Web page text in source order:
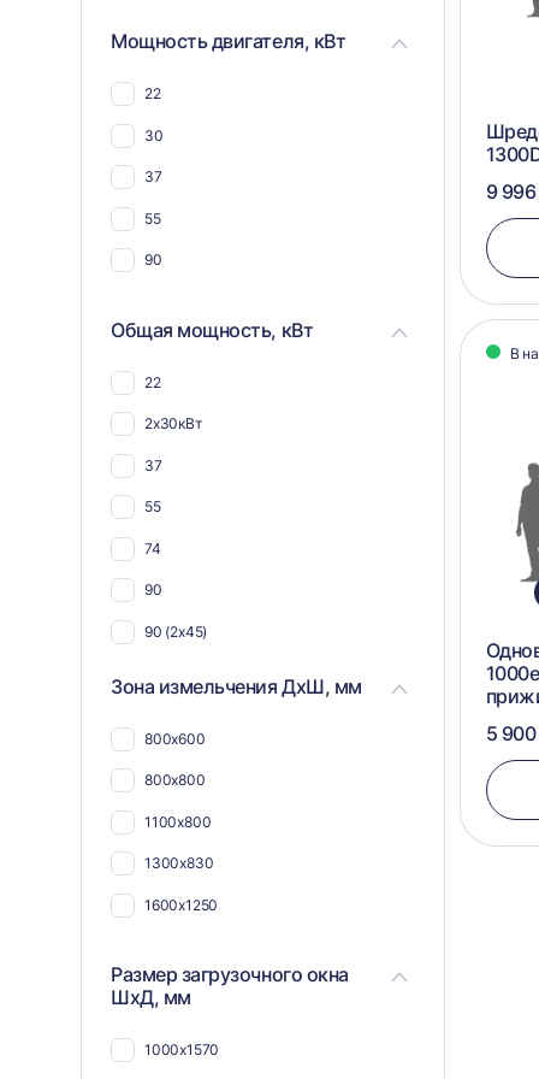
Для костей животных и рыб
Для овощей и фруктов
Для труб
Для стеклоарматуры
Для реагентов
Мощность двигателя, кВт
22
30
37
55
90
Общая мощность, кВт
22
2х30кВт
37
55
74
90
90 (2х45)
Зона измельчения ДхШ, мм
800х600
800х800
1100х800
1300х830
1600х1250
Размер загрузочного окна
ШхД, мм
1000х1570
9
В
5